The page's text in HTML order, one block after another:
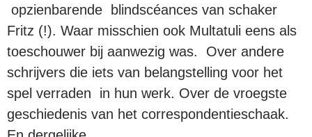
opzienbarende blindscéances van schaker
Fritz (!). Waar misschien ook Multatuli eens als
toeschouwer bij aanwezig was. Over andere
schrijvers die iets van belangstelling voor het
spel verraden in hun werk. Over de vroegste
geschiedenis van het correspondentieschaak.